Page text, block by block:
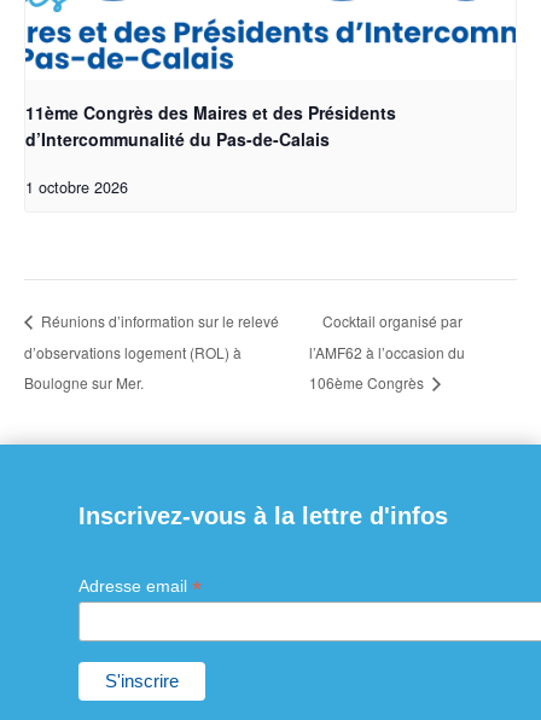
11ème Congrès des Maires et des Présidents
d’Intercommunalité du Pas-de-Calais
1 octobre 2026
Réunions d’information sur le relevé
d’observations logement (ROL) à
Boulogne sur Mer.
Cocktail organisé par
l’AMF62 à l’occasion du
106ème Congrès
Inscrivez-vous à la lettre d'infos
Adresse email *